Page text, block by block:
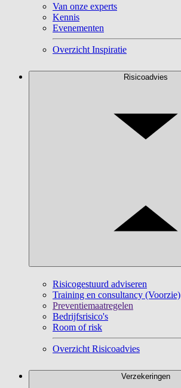
Van onze experts
Kennis
Evenementen
Overzicht Inspiratie
Risicoadvies
Risicogestuurd adviseren
Training en consultancy (Voorzie)
Preventiemaatregelen
Bedrijfsrisico's
Room of risk
Overzicht Risicoadvies
Verzekeringen